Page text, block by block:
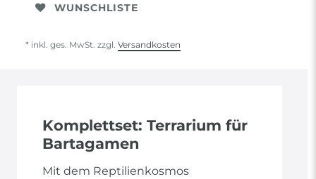
WUNSCHLISTE
* inkl. ges. MwSt. zzgl. Versandkosten
Komplettset: Terrarium für
Bartagamen
Mit dem Reptilienkosmos